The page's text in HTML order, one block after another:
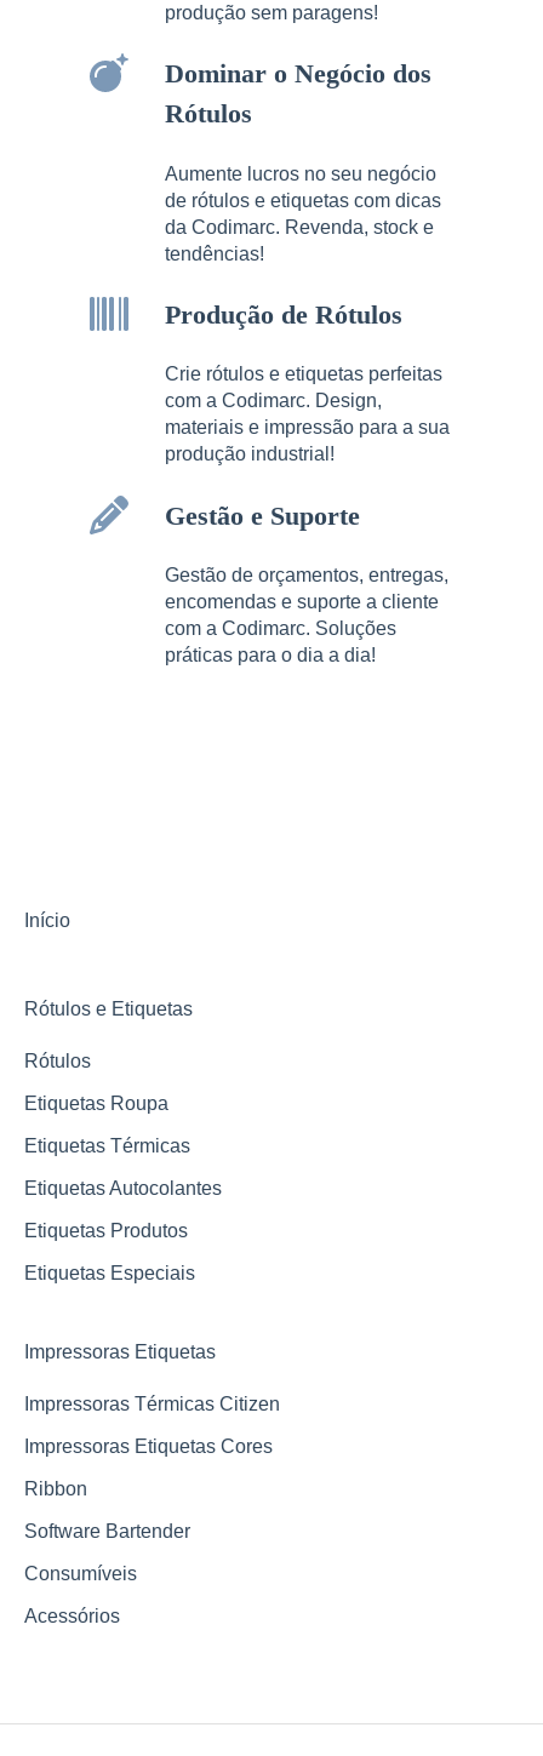
produção sem paragens!
Dominar o Negócio dos
Rótulos
Aumente lucros no seu negócio
de rótulos e etiquetas com dicas
da Codimarc. Revenda, stock e
tendências!
Produção de Rótulos
Crie rótulos e etiquetas perfeitas
com a Codimarc. Design,
materiais e impressão para a sua
produção industrial!
Gestão e Suporte
Gestão de orçamentos, entregas,
encomendas e suporte a cliente
com a Codimarc. Soluções
práticas para o dia a dia!
Início
Rótulos e Etiquetas
Rótulos
Etiquetas Roupa
Etiquetas Térmicas
Etiquetas Autocolantes
Etiquetas Produtos
Etiquetas Especiais
Impressoras Etiquetas
Impressoras Térmicas Citizen
Impressoras Etiquetas Cores
Ribbon
Software Bartender
Consumíveis
Acessórios